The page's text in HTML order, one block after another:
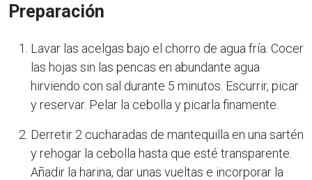
Preparación
Lavar las acelgas bajo el chorro de agua fría. Cocer
las hojas sin las pencas en abundante agua
hirviendo con sal durante 5 minutos. Escurrir, picar
y reservar. Pelar la cebolla y picarla finamente.
Derretir 2 cucharadas de mantequilla en una sartén
y rehogar la cebolla hasta que esté transparente.
Añadir la harina, dar unas vueltas e incorporar la